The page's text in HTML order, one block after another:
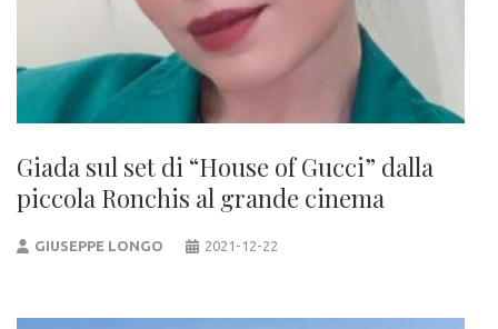
Giada sul set di “House of Gucci” dalla
piccola Ronchis al grande cinema
GIUSEPPE LONGO 2021-12-22